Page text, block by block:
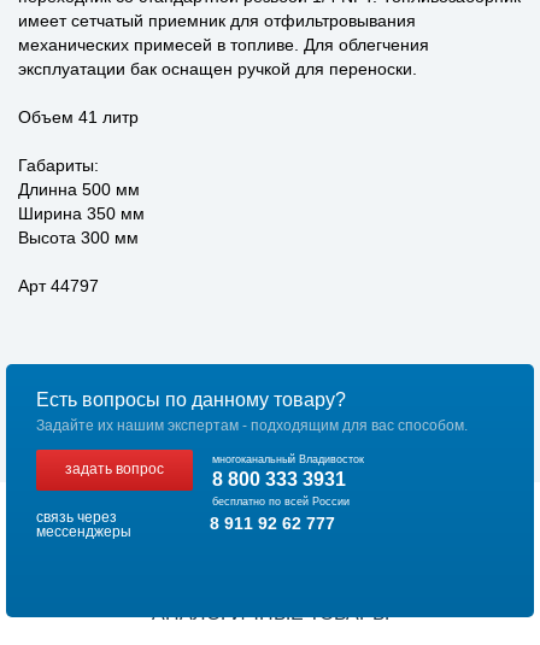
имеет сетчатый приемник для отфильтровывания
механических примесей в топливе. Для облегчения
эксплуатации бак оснащен ручкой для переноски.
Объем 41 литр
Габариты:
Длинна 500 мм
Ширина 350 мм
Высота 300 мм
Арт 44797
Есть вопросы по данному товару?
Задайте их нашим экспертам - подходящим для вас способом.
задать вопрос
многоканальный Владивосток
8 800 333 3931
бесплатно по всей России
связь через
мессенджеры
8 911 92 62 777
АНАЛОГИЧНЫЕ ТОВАРЫ